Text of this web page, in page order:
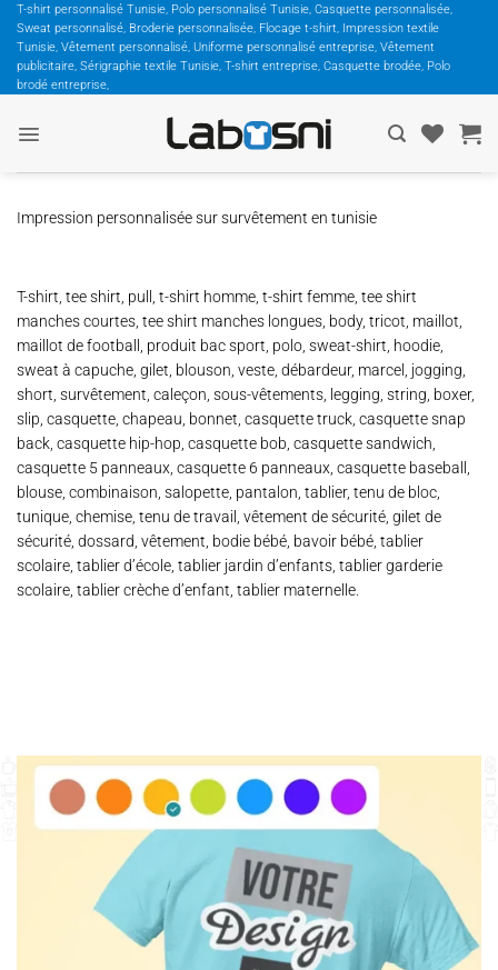
Passer
contenu
T-shirt personnalisé Tunisie, Polo personnalisé Tunisie, Casquette personnalisée,
Sweat personnalisé, Broderie personnalisée, Flocage t-shirt, Impression textile
Tunisie, Vêtement personnalisé, Uniforme personnalisé entreprise, Vêtement
publicitaire, Sérigraphie textile Tunisie, T-shirt entreprise, Casquette brodée, Polo
brodé entreprise,
Impression personnalisée sur survêtement en tunisie
T-shirt, tee shirt, pull, t-shirt homme, t-shirt femme, tee shirt
manches courtes, tee shirt manches longues, body, tricot, maillot,
maillot de football, produit bac sport, polo, sweat-shirt, hoodie,
sweat à capuche, gilet, blouson, veste, débardeur, marcel, jogging,
short, survêtement, caleçon, sous-vêtements, legging, string, boxer,
slip, casquette, chapeau, bonnet, casquette truck, casquette snap
back, casquette hip-hop, casquette bob, casquette sandwich,
casquette 5 panneaux, casquette 6 panneaux, casquette baseball,
blouse, combinaison, salopette, pantalon, tablier, tenu de bloc,
tunique, chemise, tenu de travail, vêtement de sécurité, gilet de
sécurité, dossard, vêtement, bodie bébé, bavoir bébé, tablier
scolaire, tablier d’école, tablier jardin d’enfants, tablier garderie
scolaire, tablier crèche d’enfant, tablier maternelle.